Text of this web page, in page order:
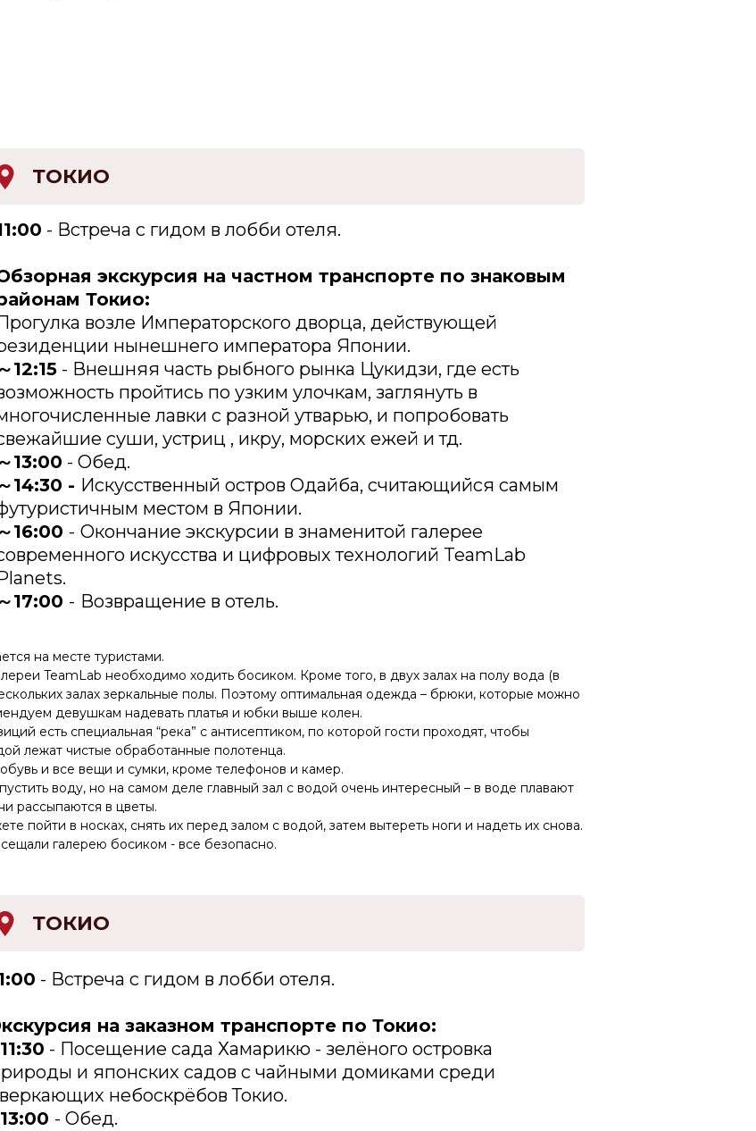
- Встреча с гидом в лобби отеля.
экскурсия на частном транспорте по знаковым
Токио:
возле Императорского дворца, действующей
нынешнего императора Японии.
～12:15 - Внешняя часть рыбного рынка Цукидзи, где есть
пройтись по узким улочкам, заглянуть в
лавки с разной утварью, и попробовать
суши, устриц , икру, морских ежей и тд.
～13:00 - Обед.
～14:30 - Искусственный остров Одайба, считающийся самым
местом в Японии.
～16:00 - Окончание экскурсии в знаменитой галерее
искусства и цифровых технологий TeamLab
～17:00 - Возвращение в отель.
ТОКИО
на месте туристами.
TeamLab необходимо ходить босиком. Кроме того, в двух залах на полу вода (в
залах зеркальные полы. Поэтому оптимальная одежда – брюки, которые можно
девушкам надевать платья и юбки выше колен.
есть специальная “река” с антисептиком, по которой гости проходят, чтобы
лежат чистые обработанные полотенца.
и все вещи и сумки, кроме телефонов и камер.
воду, но на самом деле главный зал с водой очень интересный – в воде плавают
рассыпаются в цветы.
пойти в носках, снять их перед залом с водой, затем вытереть ноги и надеть их снова.
галерею босиком - все безопасно.
- Встреча с гидом в лобби отеля.
на заказном транспорте по Токио:
- Посещение сада Хамарикю - зелёного островка
и японских садов с чайными домиками среди
небоскрёбов Токио.
- Обед.
ТОКИО